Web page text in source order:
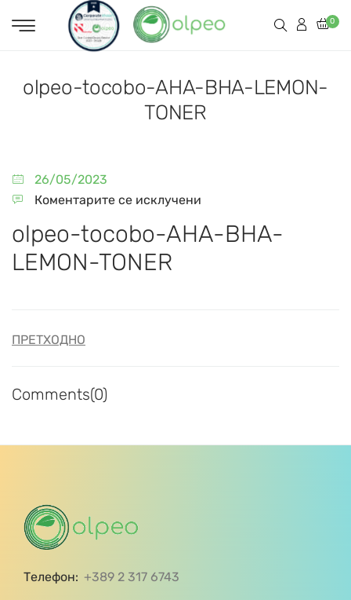
0
olpeo-tocobo-AHA-BHA-LEMON-
TONER
26/05/2023
Коментарите се исклучени
olpeo-tocobo-AHA-BHA-
LEMON-TONER
ПРЕТХОДНО
Comments(0)
Телефон: +389 2 317 6743